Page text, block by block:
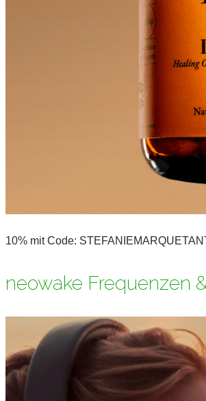
10% mit Code:
neowake Frequenzen